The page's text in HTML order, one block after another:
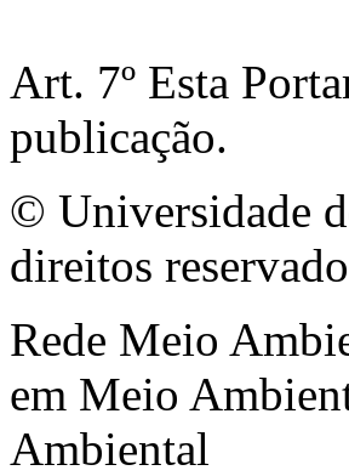
Art. 7º Esta
publicação.
© Universidade
direitos
Rede Meio
em Meio
Ambiental